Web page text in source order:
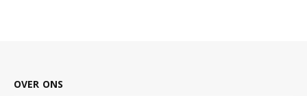
OVER ONS